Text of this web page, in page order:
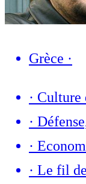
Grèce ·
· Culture
·
·
· Le fil